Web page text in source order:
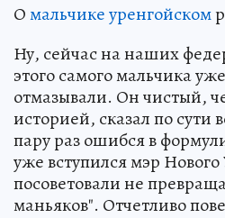
Омальчике уренгойском
Ну, сейчас на наших
этого самого мальчика
отмазывали. Он чистый,
историей, сказал по сути
пару раз ошибся в
уже вступился мэр
посоветовали не
маньяков". Отчетливо